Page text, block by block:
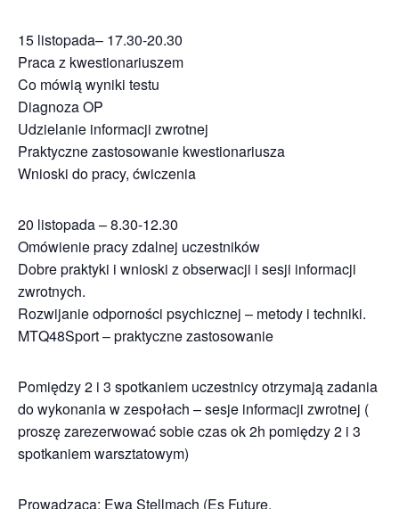
15 listopada– 17.30-20.30
Praca z kwestionariuszem
Co mówią wyniki testu
Diagnoza OP
Udzielanie informacji zwrotnej
Praktyczne zastosowanie kwestionariusza
Wnioski do pracy, ćwiczenia
20 listopada – 8.30-12.30
Omówienie pracy zdalnej uczestników
Dobre praktyki i wnioski z obserwacji i sesji informacji
zwrotnych.
Rozwijanie odporności psychicznej – metody i techniki.
MTQ48Sport – praktyczne zastosowanie
Pomiędzy 2 i 3 spotkaniem uczestnicy otrzymają zadania
do wykonania w zespołach – sesje informacji zwrotnej (
proszę zarezerwować sobie czas ok 2h pomiędzy 2 i 3
spotkaniem warsztatowym)
Prowadząca: Ewa Stellmach (Es Future,